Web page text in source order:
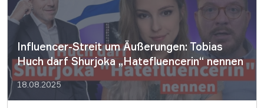
Influencer-Streit um Äußerungen: Tobias
Huch darf Shurjoka „Hatefluencerin“ nennen
18.08.2025